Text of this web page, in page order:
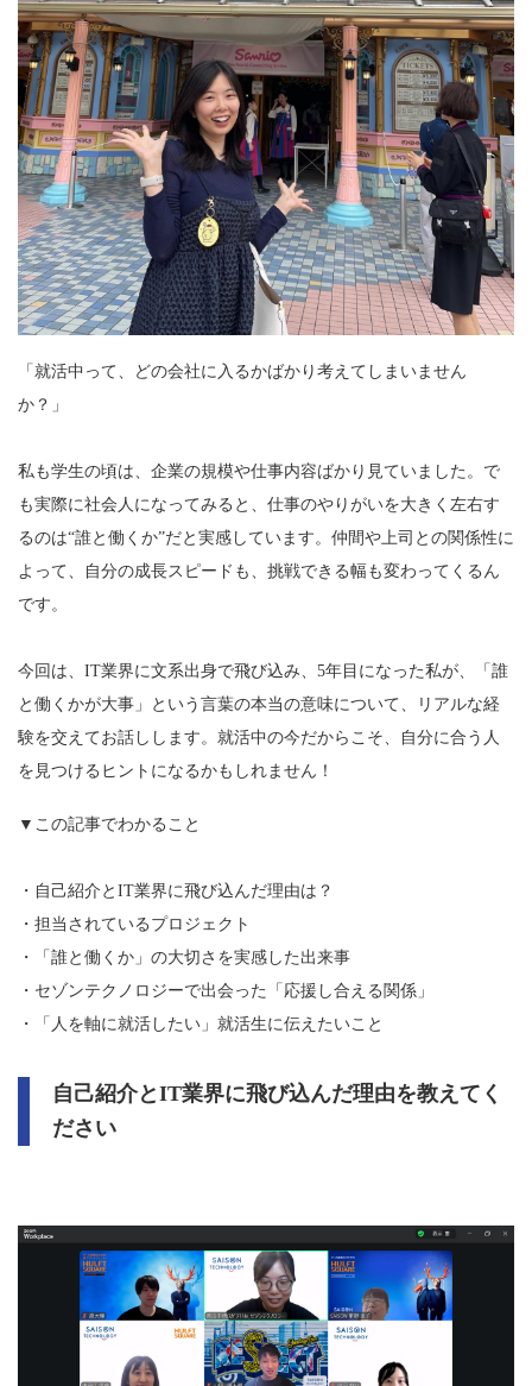
「就活中って、どの会社に入るかばかり考えてしまいません
か？」
私も学生の頃は、企業の規模や仕事内容ばかり見ていました。で
も実際に社会人になってみると、仕事のやりがいを大きく左右す
るのは“誰と働くか”だと実感しています。仲間や上司との関係性に
よって、自分の成長スピードも、挑戦できる幅も変わってくるん
です。
今回は、IT業界に文系出身で飛び込み、5年目になった私が、「誰
と働くかが大事」という言葉の本当の意味について、リアルな経
験を交えてお話しします。就活中の今だからこそ、自分に合う人
を見つけるヒントになるかもしれません！
▼この記事でわかること
・自己紹介とIT業界に飛び込んだ理由は？
・担当されているプロジェクト
・「誰と働くか」の大切さを実感した出来事
・セゾンテクノロジーで出会った「応援し合える関係」
・「人を軸に就活したい」就活生に伝えたいこと
自己紹介とIT業界に飛び込んだ理由を教えてく
ださい